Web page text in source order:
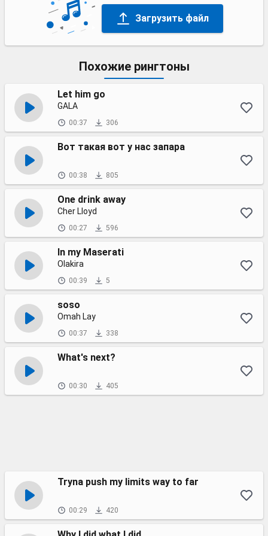
Загрузить файл
Похожие рингтоны
Let him go
GALA
00:37 306
Вот такая вот у нас запара
00:38 805
One drink away
Cher Lloyd
00:27 596
In my Maserati
Olakira
00:39 5
soso
Omah Lay
00:37 338
What's next?
00:30 405
Tryna push my limits way to far
00:29 420